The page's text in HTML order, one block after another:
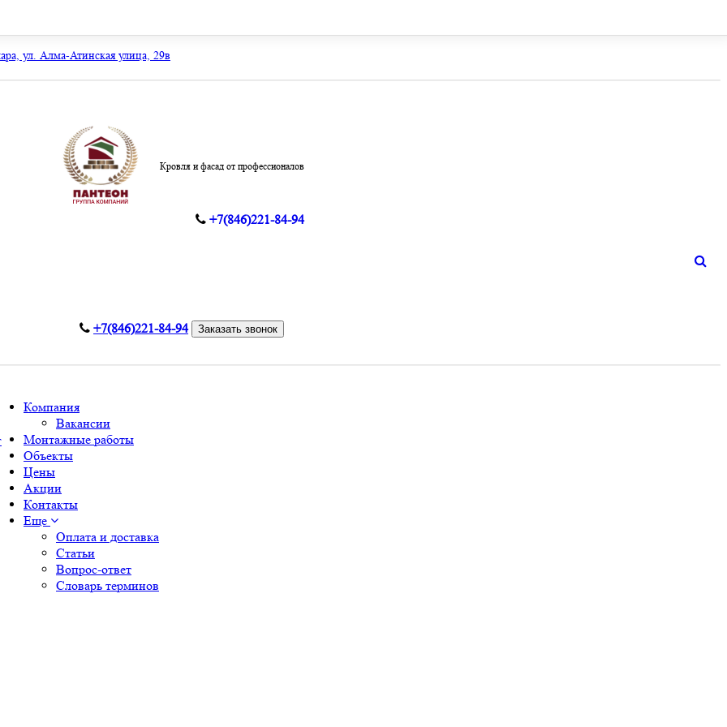
ул. Алма-Атинская улица, 29в
Кровля и фасад от профессионалов
+7(846)221-84-94
+7(846)221-84-94
Заказать звонок
Компания
Вакансии
Монтажные работы
Объекты
Цены
Акции
Контакты
Еще
Оплата и доставка
Статьи
Вопрос-ответ
Словарь терминов